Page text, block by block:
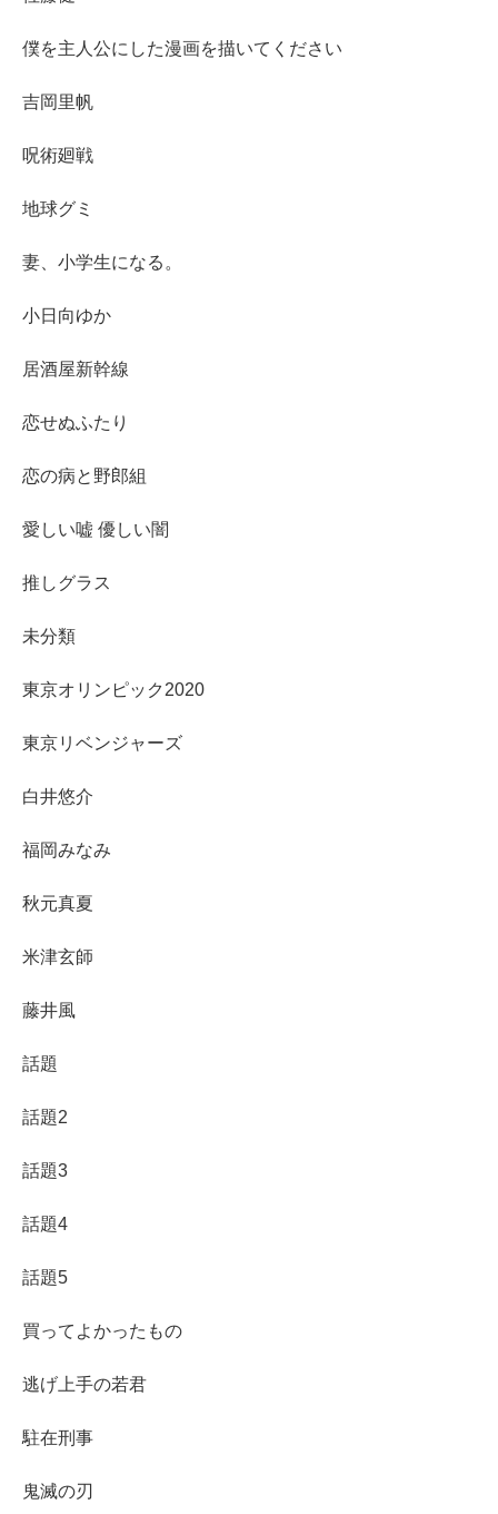
僕を主人公にした漫画を描いてください
吉岡里帆
呪術廻戦
地球グミ
妻、小学生になる。
小日向ゆか
居酒屋新幹線
恋せぬふたり
恋の病と野郎組
愛しい嘘 優しい闇
推しグラス
未分類
東京オリンピック2020
東京リベンジャーズ
白井悠介
福岡みなみ
秋元真夏
米津玄師
藤井風
話題
話題2
話題3
話題4
話題5
買ってよかったもの
逃げ上手の若君
駐在刑事
鬼滅の刃